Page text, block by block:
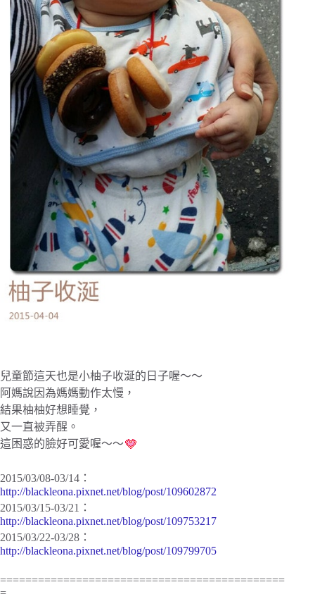
兒童節這天也是小柚子收涎的日子喔～～
阿媽說因為媽媽動作太慢，
結果柚柚好想睡覺，
又一直被弄醒。
這困惑的臉好可愛喔～～
2015/03/08-03/14：
http://blackleona.pixnet.net/blog/post/109602872
2015/03/15-03/21：
http://blackleona.pixnet.net/blog/post/109753217
2015/03/22-03/28：
http://blackleona.pixnet.net/blog/post/109799705
=============================================
=